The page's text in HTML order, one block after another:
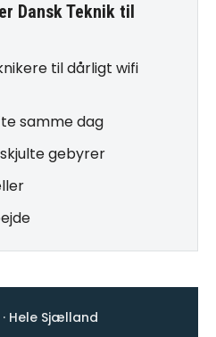
Dansk Teknik til
til dårligt wifi
samme dag
gebyrer
Hele Sjælland